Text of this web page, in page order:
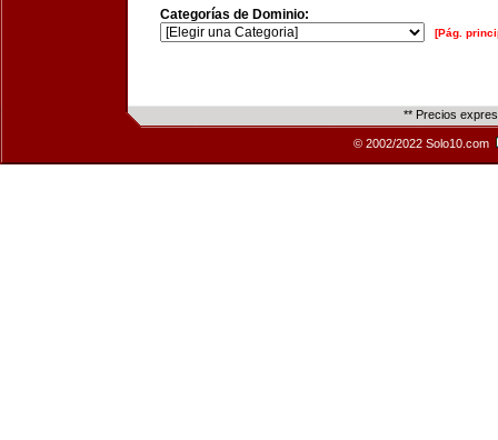
Categorías de Dominio:
[Pág.
** Precios
© 2002/2022 Solo10.com